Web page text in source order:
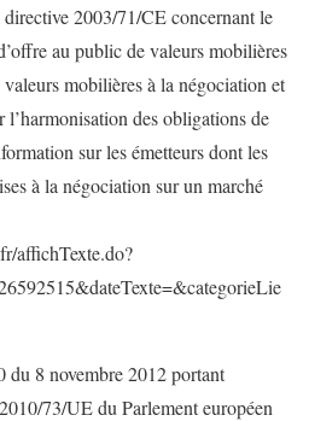
2003/71/CE concernant le
au public de valeurs mobilières
mobilières à la négociation et
des obligations de
sur les émetteurs dont les
à la négociation sur un marché
affichTexte.do?
du 8 novembre 2012 portant
73/UE du Parlement européen